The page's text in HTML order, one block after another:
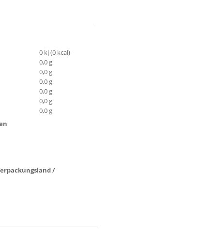
0 kj (0 kcal)
0,0 g
0,0 g
0,0 g
0,0 g
0,0 g
0,0 g
/